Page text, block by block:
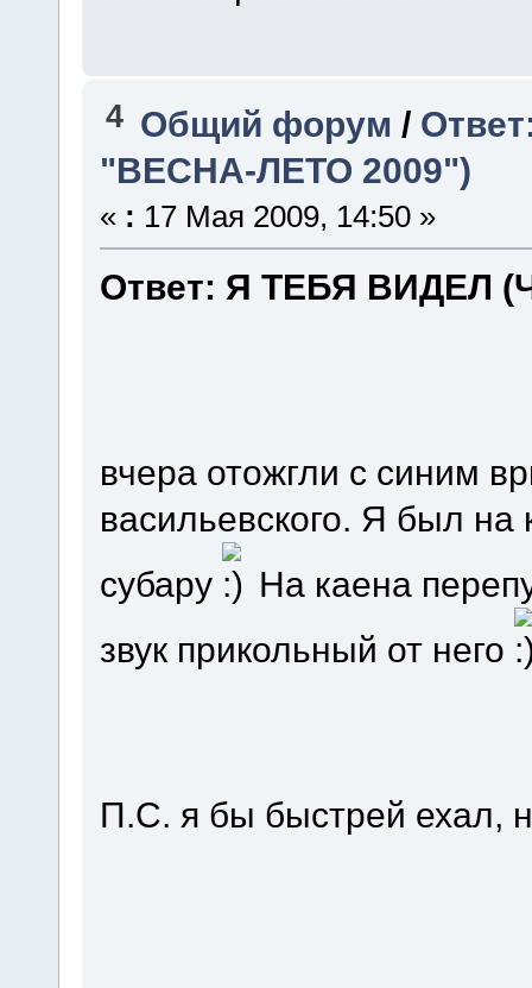
4 Общий форум /
"ВЕСНА-ЛЕТО 2009")
« : 17 Мая 2009, 14:50 »
Ответ: Я ТЕБЯ ВИДЕЛ
вчера отожгли с синим
васильевского. Я был на
субару
На каена
звук прикольный от него
П.С. я бы быстрей ехал,